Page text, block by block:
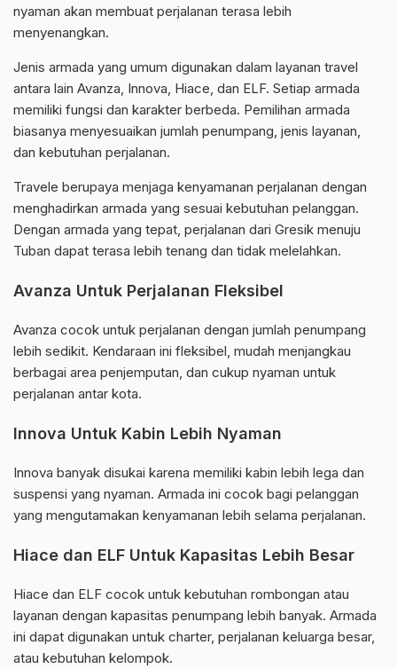
nyaman akan membuat perjalanan terasa lebih
menyenangkan.
Jenis armada yang umum digunakan dalam layanan travel
antara lain Avanza, Innova, Hiace, dan ELF. Setiap armada
memiliki fungsi dan karakter berbeda. Pemilihan armada
biasanya menyesuaikan jumlah penumpang, jenis layanan,
dan kebutuhan perjalanan.
Travele berupaya menjaga kenyamanan perjalanan dengan
menghadirkan armada yang sesuai kebutuhan pelanggan.
Dengan armada yang tepat, perjalanan dari Gresik menuju
Tuban dapat terasa lebih tenang dan tidak melelahkan.
Avanza Untuk Perjalanan Fleksibel
Avanza cocok untuk perjalanan dengan jumlah penumpang
lebih sedikit. Kendaraan ini fleksibel, mudah menjangkau
berbagai area penjemputan, dan cukup nyaman untuk
perjalanan antar kota.
Innova Untuk Kabin Lebih Nyaman
Innova banyak disukai karena memiliki kabin lebih lega dan
suspensi yang nyaman. Armada ini cocok bagi pelanggan
yang mengutamakan kenyamanan lebih selama perjalanan.
Hiace dan ELF Untuk Kapasitas Lebih Besar
Hiace dan ELF cocok untuk kebutuhan rombongan atau
layanan dengan kapasitas penumpang lebih banyak. Armada
ini dapat digunakan untuk charter, perjalanan keluarga besar,
atau kebutuhan kelompok.